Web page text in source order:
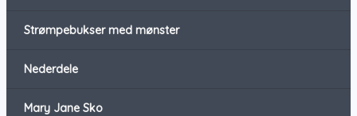
Strømpebukser med mønster
Nederdele
Mary Jane Sko